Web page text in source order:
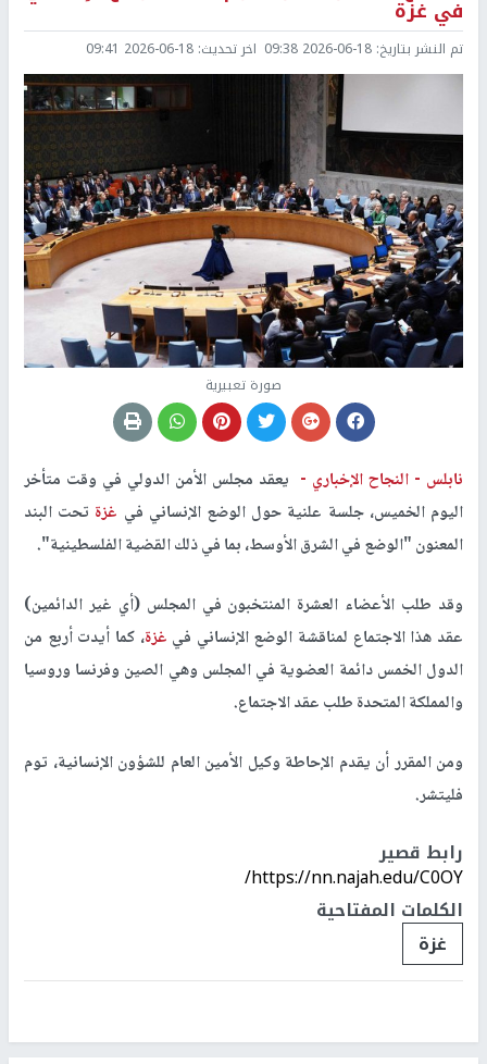
في غزة
تم النشر بتاريخ: 2026-06-18 09:38 اخر تحديث: 2026-06-18 09:41
صورة تعبيرية
نابلس - النجاح الإخباري - يعقد مجلس الأمن الدولي في وقت متأخر
اليوم الخميس، جلسة علنية حول الوضع الإنساني في غزة تحت البند
المعنون "الوضع في الشرق الأوسط، بما في ذلك القضية الفلسطينية".
وقد طلب الأعضاء العشرة المنتخبون في المجلس (أي غير الدائمين)
عقد هذا الاجتماع لمناقشة الوضع الإنساني في غزة، كما أيدت أربع من
الدول الخمس دائمة العضوية في المجلس وهي الصين وفرنسا وروسيا
والمملكة المتحدة طلب عقد الاجتماع.
ومن المقرر أن يقدم الإحاطة وكيل الأمين العام للشؤون الإنسانية، توم
فليتشر.
رابط قصير
https://nn.najah.edu/C0OY/
الكلمات المفتاحية
غزة